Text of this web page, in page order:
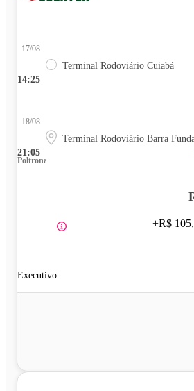
14:25
17/08
Terminal Rodoviário Cuiabá
21:05
18/08
Terminal Rodoviário Barra
Poltrona
Executivo
+R$